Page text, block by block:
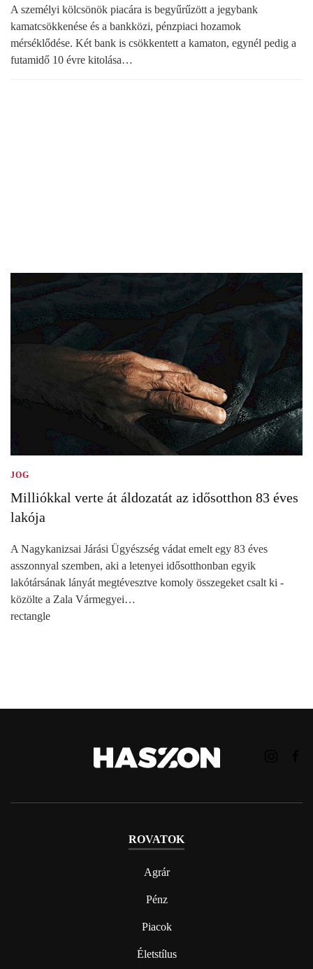
A személyi kölcsönök piacára is begyűrűzött a jegybank
kamatcsökkenése és a bankközi, pénzpiaci hozamok
mérséklődése. Két bank is csökkentett a kamaton, egynél pedig a
futamidő 10 évre kitolása…
JOG
Milliókkal verte át áldozatát az idősotthon 83 éves
lakója
A Nagykanizsai Járási Ügyészség vádat emelt egy 83 éves
asszonnyal szemben, aki a letenyei idősotthonban egyik
lakótársának lányát megtévesztve komoly összegeket csalt ki -
közölte a Zala Vármegyei…
rectangle
ROVATOK
Agrár
Pénz
Piacok
Életstílus